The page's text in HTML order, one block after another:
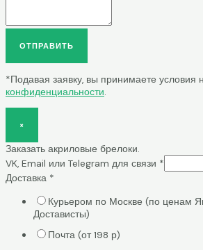
ОТПРАВИТЬ
*Подавая заявку, вы принимаете условия
конфиденциальности.
×
Заказать акриловые брелоки.
VK, Email или Telegram для связи *
Доставка *
Курьером по Москве (по ценам
Достависты)
Почта (от 198 р)